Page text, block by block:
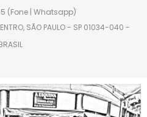
(Fone | Whatsapp)
SÃO PAULO - SP 01034-040 -